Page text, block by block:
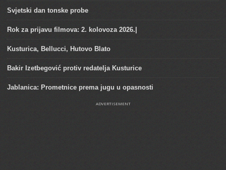
Svjetski dan tonske probe
Rok za prijavu filmova: 2. kolovoza 2026.|
Kusturica, Bellucci, Hutovo Blato
Bakir Izetbegović protiv redatelja Kusturice
Jablanica: Prometnice prema jugu u opasnosti
ADVERTISEMENT